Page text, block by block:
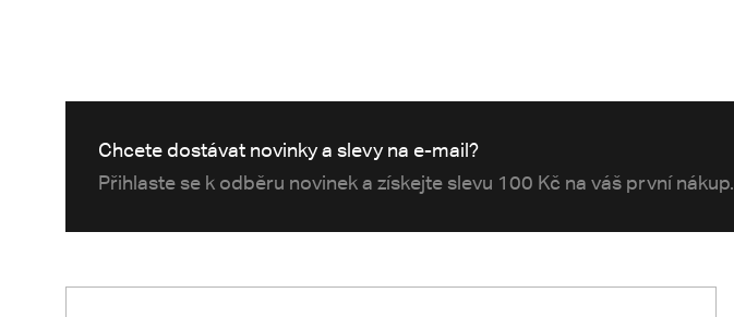
Chcete dostávat novinky a slevy na e-mail?
Přihlaste se k odběru novinek a získejte slevu 100 Kč na váš první nákup.